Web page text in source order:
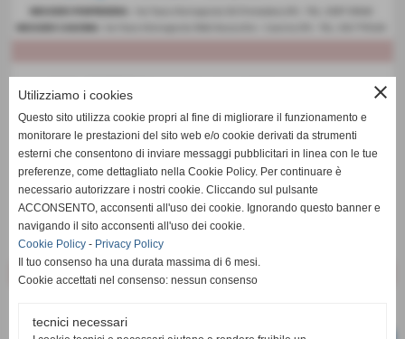
close
Utilizziamo i cookies
Questo sito utilizza cookie propri al fine di migliorare il funzionamento e
monitorare le prestazioni del sito web e/o cookie derivati da strumenti
esterni che consentono di inviare messaggi pubblicitari in linea con le tue
preferenze, come dettagliato nella Cookie Policy. Per continuare è
necessario autorizzare i nostri cookie. Cliccando sul pulsante
ACCONSENTO, acconsenti all'uso dei cookie. Ignorando questo banner e
navigando il sito acconsenti all'uso dei cookie.
Cookie Policy - Privacy Policy
Il tuo consenso ha una durata massima di 6 mesi.
Cookie accettati nel consenso: nessun consenso
tecnici necessari